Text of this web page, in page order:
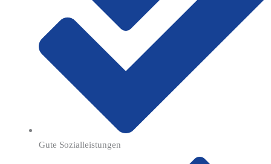
Gute Sozialleistungen